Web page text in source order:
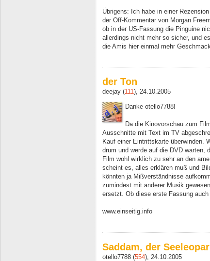
Übrigens: Ich habe in einer
der Off-Kommentar von Morgan
ob in der US-Fassung die Pinguine
allerdings nicht mehr so sicher, und
die Amis hier einmal mehr
der Ton
deejay (111), 24.10.2005
Danke otello7788!
Da die Kinovorschau zum
Ausschnitte mit Text im TV
Kauf einer Eintrittskarte überwinden.
drum und werde auf die DVD warten,
Film wohl wirklich zu sehr an den
scheint es, alles erklären muß und
könnten ja Mißverständnisse
zumindest mit anderer Musik
ersetzt. Ob diese erste Fassung
www.einseitig.info
Saddam, der
otello7788 (554), 24.10.2005